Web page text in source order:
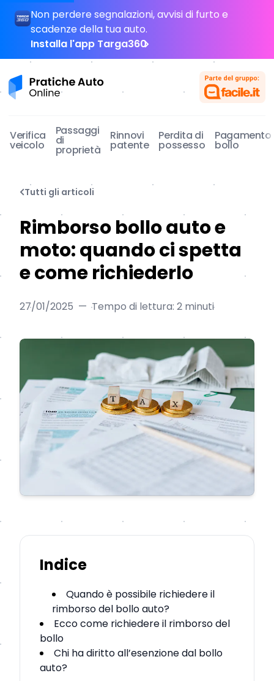
Non perdere segnalazioni, avvisi di furto e
scadenze della tua auto.
Installa l'app Targa360
Pratiche Auto Online
Verifica
veicolo
Passaggi
di
proprietà
Rinnovi
patente
Perdita di
possesso
Pagamento
bollo
Tutti gli articoli
Rimborso bollo auto e
moto: quando ci spetta
e come richiederlo
27/01/2025 — Tempo di lettura: 2 minuti
Indice
Quando è possibile richiedere il
rimborso del bollo auto?
Ecco come richiedere il rimborso del
bollo
Chi ha diritto all’esenzione dal bollo
auto?